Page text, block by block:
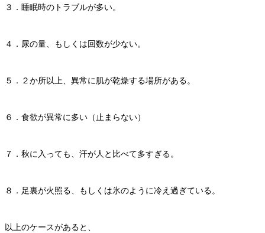
３．睡眠時のトラブルが多い。
４．尿の量、もしくは回数が少ない。
５．２か所以上、異常に肌が乾燥する場所がある。
６．食欲が異常に多い（止まらない）
７．秋に入っても、汗が人と比べて多すぎる。
８．足裏が火照る、もしくは氷のように冷え過ぎている。
以上のケースがあると、